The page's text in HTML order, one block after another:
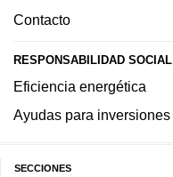
Contacto
RESPONSABILIDAD SOCIAL
Eficiencia energética
Ayudas para inversiones
SECCIONES